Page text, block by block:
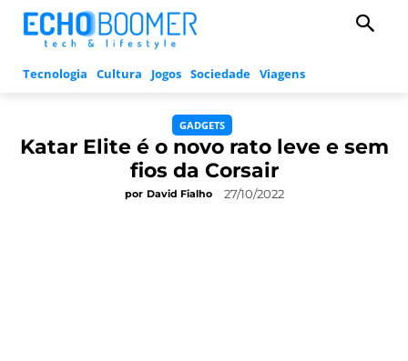
Tecnologia Cultura Jogos Sociedade Viagens
GADGETS
Katar Elite é o novo rato leve e sem
fios da Corsair
por David Fialho 27/10/2022